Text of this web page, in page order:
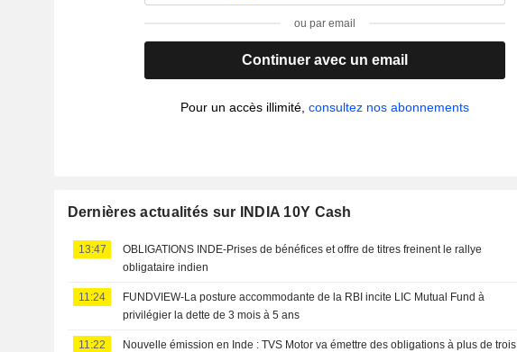
ou par email
Continuer avec un email
Pour un accès illimité,consultez nos abonnements
Dernières actualités sur INDIA 10Y Cash
13:47
OBLIGATIONS INDE-Prises de bénéfices et offre de titres freinent le rallye
obligataire indien
11:24
FUNDVIEW-La posture accommodante de la RBI incite LIC Mutual Fund à
privilégier la dette de 3 mois à 5 ans
11:22
Nouvelle émission en Inde : TVS Motor va émettre des obligations à plus de trois